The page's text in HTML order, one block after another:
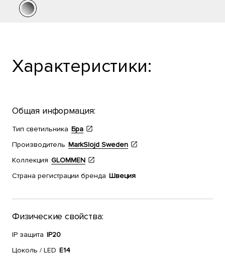
Характеристики:
Общая информация:
Тип светильника Бра
Производитель MarkSlojd Sweden
Коллекция GLOMMEN
Страна регистрации бренда Швеция
Физические свойства:
IP защита IP20
Цоколь / LED E14